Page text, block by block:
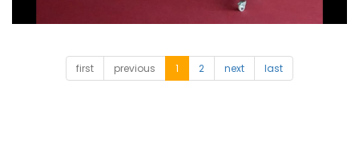
first previous 1 2 next last